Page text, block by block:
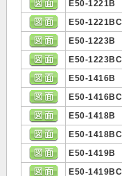
E50-1221B
E50-1221BC
E50-1223B
E50-1223BC
E50-1416B
E50-1416BC
E50-1418B
E50-1418BC
E50-1419B
E50-1419BC